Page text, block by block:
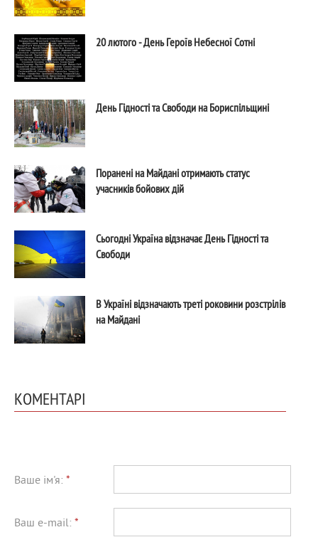
20 лютого - День Героїв Небесної Сотні
День Гідності та Свободи на Бориспільщині
Поранені на Майдані отримають статус
учасників бойових дій
Сьогодні Україна відзначає День Гідності та
Свободи
В Україні відзначають треті роковини розстрілів
на Майдані
КОМЕНТАРІ
Ваше ім'я: *
Ваш e-mail: *